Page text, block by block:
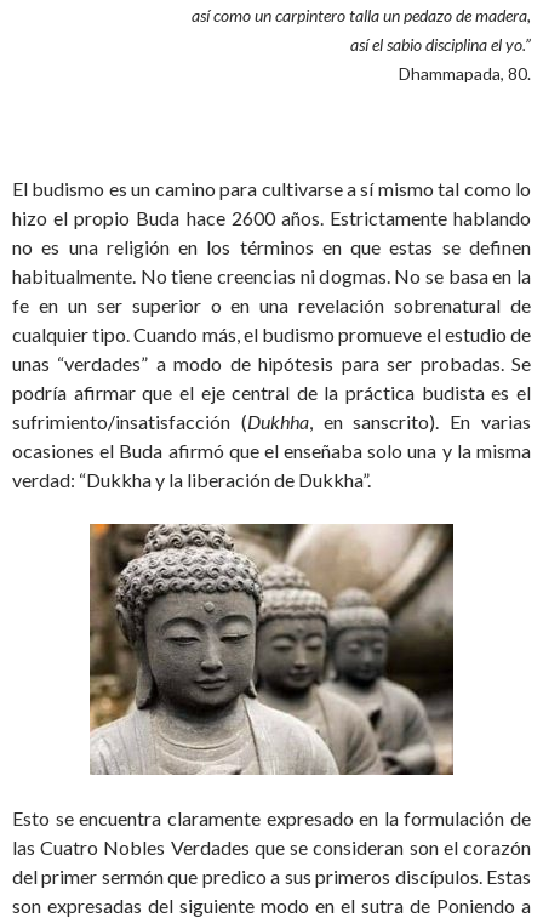
así como un carpintero talla un pedazo de madera,
así el sabio disciplina el yo.”
Dhammapada, 80.
El budismo es un camino para cultivarse a sí mismo tal como lo
hizo el propio Buda hace 2600 años. Estrictamente hablando
no es una religión en los términos en que estas se definen
habitualmente. No tiene creencias ni dogmas. No se basa en la
fe en un ser superior o en una revelación sobrenatural de
cualquier tipo. Cuando más, el budismo promueve el estudio de
unas “verdades” a modo de hipótesis para ser probadas. Se
podría afirmar que el eje central de la práctica budista es el
sufrimiento/insatisfacción (Dukhha, en sanscrito). En varias
ocasiones el Buda afirmó que el enseñaba solo una y la misma
verdad: “Dukkha y la liberación de Dukkha”.
Esto se encuentra claramente expresado en la formulación de
las Cuatro Nobles Verdades que se consideran son el corazón
del primer sermón que predico a sus primeros discípulos. Estas
son expresadas del siguiente modo en el sutra de Poniendo a